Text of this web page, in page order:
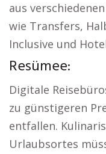
aus
wie Transfers,
Inclusive und
Resümee:
Digitale
zu günstigeren
entfallen.
Urlaubsortes